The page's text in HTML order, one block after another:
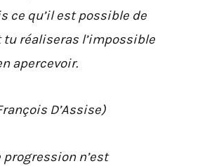
ce qu’il est possible de
tu réaliseras l’impossible
apercevoir.
D’Assise)
progression n’est